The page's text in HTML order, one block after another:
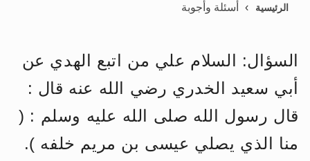
تعميم هامّ لأفراد الجماعة >> المزيد
تعميم هامّ لأفراد الجماعة >> المزيد
اقرأ هذا الكتاب وتعرّف على حقيقة
الرئيسية أسئلة وأجوبة
السؤال: السلام علي من اتبع الهدي عن
أبي سعيد الخدري رضي الله عنه قال :
قال رسول الله صلى الله عليه وسلم : (
منا الذي يصلي عيسى بن مريم خلفه ).